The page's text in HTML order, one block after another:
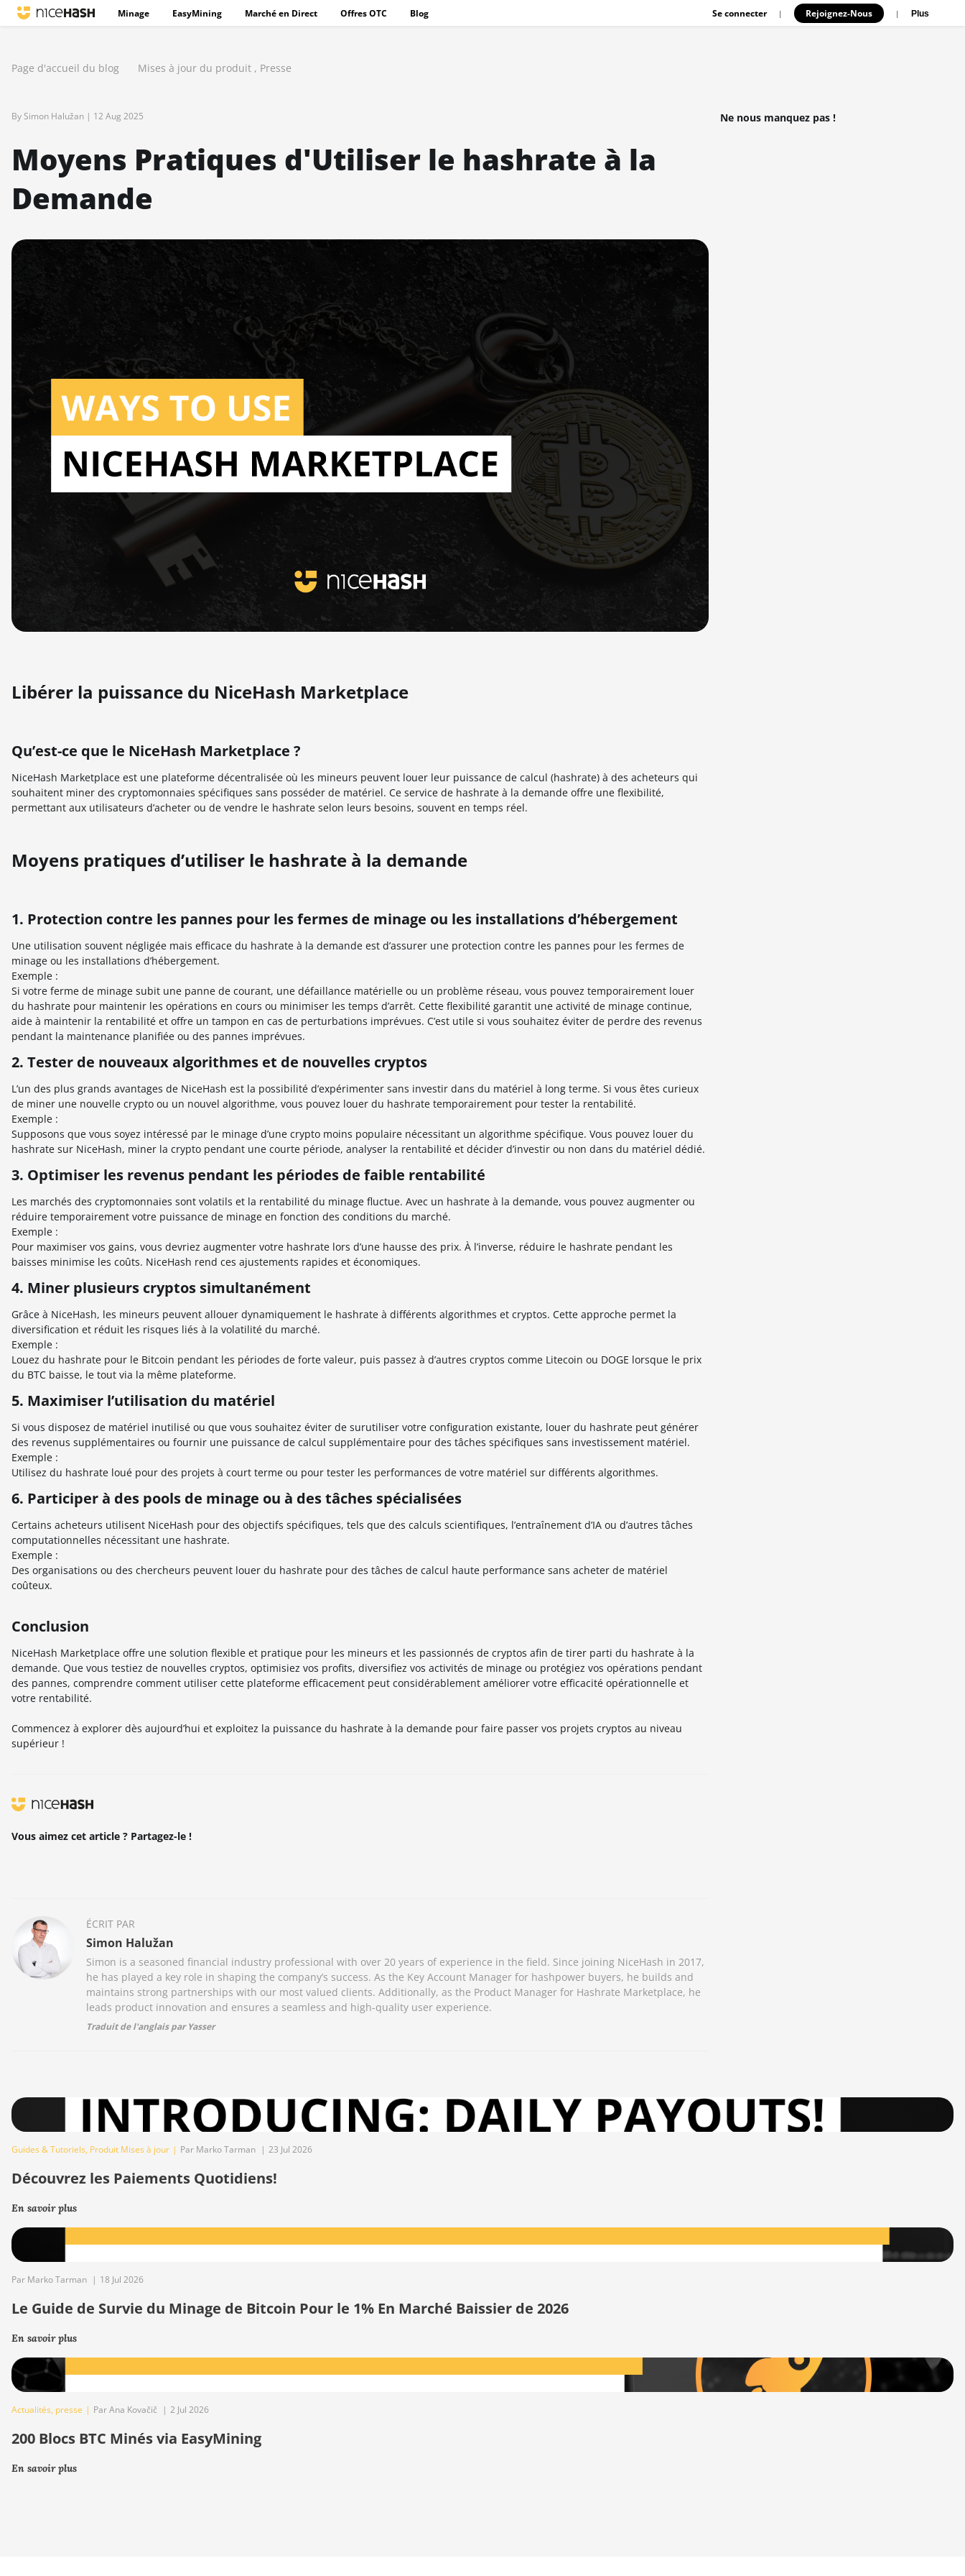
Minage EasyMining Marché en Direct Offres OTC Blog Se connecter | Rejoignez-Nous | Plus
Page d'accueil du blog Mises à jour du produit , Presse
By Simon Halužan | 12 Aug 2025
Moyens Pratiques d'Utiliser le hashrate à la
Demande
Libérer la puissance du NiceHash Marketplace
Qu’est-ce que le NiceHash Marketplace ?
NiceHash Marketplace est une plateforme décentralisée où les mineurs peuvent louer leur puissance de calcul (hashrate) à des acheteurs qui
souhaitent miner des cryptomonnaies spécifiques sans posséder de matériel. Ce service de hashrate à la demande offre une flexibilité,
permettant aux utilisateurs d’acheter ou de vendre le hashrate selon leurs besoins, souvent en temps réel.
Moyens pratiques d’utiliser le hashrate à la demande
1. Protection contre les pannes pour les fermes de minage ou les installations d’hébergement
Une utilisation souvent négligée mais efficace du hashrate à la demande est d’assurer une protection contre les pannes pour les fermes de
minage ou les installations d’hébergement.
Exemple :
Si votre ferme de minage subit une panne de courant, une défaillance matérielle ou un problème réseau, vous pouvez temporairement louer
du hashrate pour maintenir les opérations en cours ou minimiser les temps d’arrêt. Cette flexibilité garantit une activité de minage continue,
aide à maintenir la rentabilité et offre un tampon en cas de perturbations imprévues. C’est utile si vous souhaitez éviter de perdre des revenus
pendant la maintenance planifiée ou des pannes imprévues.
2. Tester de nouveaux algorithmes et de nouvelles cryptos
L’un des plus grands avantages de NiceHash est la possibilité d’expérimenter sans investir dans du matériel à long terme. Si vous êtes curieux
de miner une nouvelle crypto ou un nouvel algorithme, vous pouvez louer du hashrate temporairement pour tester la rentabilité.
Exemple :
Supposons que vous soyez intéressé par le minage d’une crypto moins populaire nécessitant un algorithme spécifique. Vous pouvez louer du
hashrate sur NiceHash, miner la crypto pendant une courte période, analyser la rentabilité et décider d’investir ou non dans du matériel dédié.
3. Optimiser les revenus pendant les périodes de faible rentabilité
Les marchés des cryptomonnaies sont volatils et la rentabilité du minage fluctue. Avec un hashrate à la demande, vous pouvez augmenter ou
réduire temporairement votre puissance de minage en fonction des conditions du marché.
Exemple :
Pour maximiser vos gains, vous devriez augmenter votre hashrate lors d’une hausse des prix. À l’inverse, réduire le hashrate pendant les
baisses minimise les coûts. NiceHash rend ces ajustements rapides et économiques.
4. Miner plusieurs cryptos simultanément
Grâce à NiceHash, les mineurs peuvent allouer dynamiquement le hashrate à différents algorithmes et cryptos. Cette approche permet la
diversification et réduit les risques liés à la volatilité du marché.
Exemple :
Louez du hashrate pour le Bitcoin pendant les périodes de forte valeur, puis passez à d’autres cryptos comme Litecoin ou DOGE lorsque le prix
du BTC baisse, le tout via la même plateforme.
5. Maximiser l’utilisation du matériel
Si vous disposez de matériel inutilisé ou que vous souhaitez éviter de surutiliser votre configuration existante, louer du hashrate peut générer
des revenus supplémentaires ou fournir une puissance de calcul supplémentaire pour des tâches spécifiques sans investissement matériel.
Exemple :
Utilisez du hashrate loué pour des projets à court terme ou pour tester les performances de votre matériel sur différents algorithmes.
6. Participer à des pools de minage ou à des tâches spécialisées
Certains acheteurs utilisent NiceHash pour des objectifs spécifiques, tels que des calculs scientifiques, l’entraînement d’IA ou d’autres tâches
computationnelles nécessitant une hashrate.
Exemple :
Des organisations ou des chercheurs peuvent louer du hashrate pour des tâches de calcul haute performance sans acheter de matériel
coûteux.
Conclusion
NiceHash Marketplace offre une solution flexible et pratique pour les mineurs et les passionnés de cryptos afin de tirer parti du hashrate à la
demande. Que vous testiez de nouvelles cryptos, optimisiez vos profits, diversifiez vos activités de minage ou protégiez vos opérations pendant
des pannes, comprendre comment utiliser cette plateforme efficacement peut considérablement améliorer votre efficacité opérationnelle et
votre rentabilité.
Commencez à explorer dès aujourd’hui et exploitez la puissance du hashrate à la demande pour faire passer vos projets cryptos au niveau
supérieur !
Vous aimez cet article ? Partagez-le !
ÉCRIT PAR
Simon Halužan
Simon is a seasoned financial industry professional with over 20 years of experience in the field. Since joining NiceHash in 2017,
he has played a key role in shaping the company’s success. As the Key Account Manager for hashpower buyers, he builds and
maintains strong partnerships with our most valued clients. Additionally, as the Product Manager for Hashrate Marketplace, he
leads product innovation and ensures a seamless and high-quality user experience.
Traduit de l'anglais par Yasser
Ne nous manquez pas !
Guides & Tutoriels, Produit Mises à jour | Par Marko Tarman | 23 Jul 2026
Découvrez les Paiements Quotidiens!
En savoir plus
Par Marko Tarman | 18 Jul 2026
Le Guide de Survie du Minage de Bitcoin Pour le 1% En Marché Baissier de 2026
En savoir plus
Actualités, presse | Par Ana Kovačič | 2 Jul 2026
200 Blocs BTC Minés via EasyMining
En savoir plus